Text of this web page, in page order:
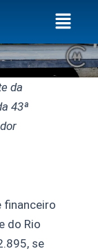
Menu
da
43ª
financeiro
do Rio
se